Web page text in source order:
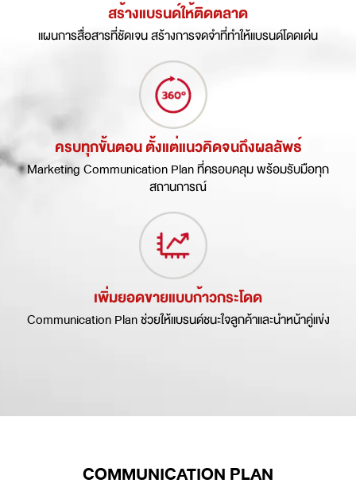
สร้างแบรนด์ให้ติดตลาด
แผนการสื่อสารที่ชัดเจน สร้างการจดจำที่ทำให้แบรนด์โดดเด่น
ครบทุกขั้นตอน ตั้งแต่แนวคิดจนถึงผลลัพธ์
Marketing Communication Plan ที่ครอบคลุม พร้อมรับมือทุก
สถานการณ์
เพิ่มยอดขายแบบก้าวกระโดด
Communication Plan ช่วยให้แบรนด์ชนะใจลูกค้าและนำหน้าคู่แข่ง
COMMUNICATION PLAN